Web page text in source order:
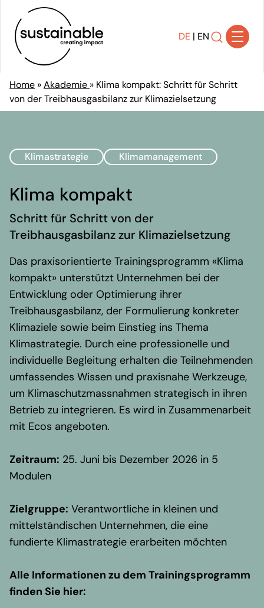
DE | EN
Lösungen
Transformation gestalten
Wirkung kommunizieren
Referenzen
Regionale Präsenz
Karriere
Werte und Vision
Auszeichnungen
Team
Akademie
Wissen & Aktuelles
Content Hub
Branchennews
Newsletter
Kontakt
Home »Akademie » Klima kompakt: Schritt für Schritt
von der Treibhausgasbilanz zur Klimazielsetzung
Klimastrategie Klimamanagement
Klima kompakt
Schritt für Schritt von der
Treibhausgasbilanz zur Klimazielsetzung
Das praxisorientierte Trainingsprogramm «Klima
kompakt» unterstützt Unternehmen bei der
Entwicklung oder Optimierung ihrer
Treibhausgasbilanz, der Formulierung konkreter
Klimaziele sowie beim Einstieg ins Thema
Klimastrategie. Durch eine professionelle und
individuelle Begleitung erhalten die Teilnehmenden
umfassendes Wissen und praxisnahe Werkzeuge,
um Klimaschutzmassnahmen strategisch in ihren
Betrieb zu integrieren. Es wird in Zusammenarbeit
mit Ecos angeboten.
Zeitraum: 25. Juni bis Dezember 2026 in 5
Modulen
Zielgruppe: Verantwortliche in kleinen und
mittelständischen Unternehmen, die eine
fundierte Klimastrategie erarbeiten möchten
Alle Informationen zu dem Trainingsprogramm
finden Sie hier: